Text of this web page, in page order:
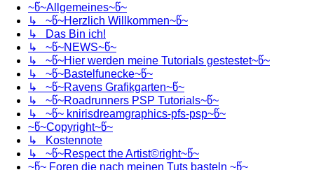
~წ~Allgemeines~წ~
↳ ~წ~Herzlich Willkommen~წ~
↳ Das Bin ich!
↳ ~წ~NEWS~წ~
↳ ~წ~Hier werden meine Tutorials gestestet~წ~
↳ ~წ~Bastelfunecke~წ~
↳ ~წ~Ravens Grafikgarten~წ~
↳ ~წ~Roadrunners PSP Tutorials~წ~
↳ ~წ~ knirisdreamgraphics-pfs-psp~წ~
~წ~Copyright~წ~
↳ Kostennote
↳ ~წ~Respect the Artist©right~წ~
~წ~ Foren die nach meinen Tuts basteln ~წ~